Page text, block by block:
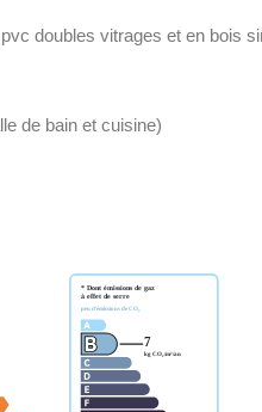
doubles vitrages et en bois
de bain et cuisine)